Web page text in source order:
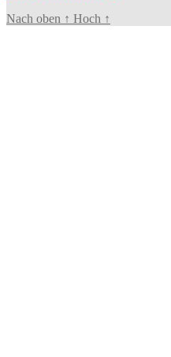
Nach oben ↑ Hoch ↑